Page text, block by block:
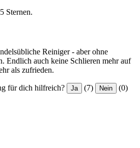
Sternen.
Reiniger - aber ohne
Endlich auch keine Schlieren mehr auf
als zufrieden.
für dich hilfreich? Ja (7) Nein (0)